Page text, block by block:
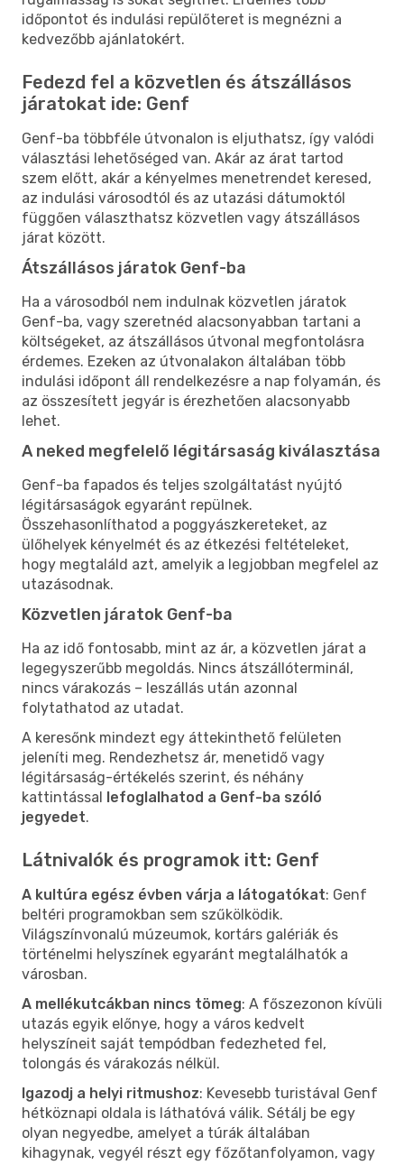
időpontot és indulási repülőteret is megnézni a
kedvezőbb ajánlatokért.
Fedezd fel a közvetlen és átszállásos
járatokat ide: Genf
Genf-ba többféle útvonalon is eljuthatsz, így valódi
választási lehetőséged van. Akár az árat tartod
szem előtt, akár a kényelmes menetrendet keresed,
az indulási városodtól és az utazási dátumoktól
függően választhatsz közvetlen vagy átszállásos
járat között.
Átszállásos járatok Genf-ba
Ha a városodból nem indulnak közvetlen járatok
Genf-ba, vagy szeretnéd alacsonyabban tartani a
költségeket, az átszállásos útvonal megfontolásra
érdemes. Ezeken az útvonalakon általában több
indulási időpont áll rendelkezésre a nap folyamán, és
az összesített jegyár is érezhetően alacsonyabb
lehet.
A neked megfelelő légitársaság kiválasztása
Genf-ba fapados és teljes szolgáltatást nyújtó
légitársaságok egyaránt repülnek.
Összehasonlíthatod a poggyászkereteket, az
ülőhelyek kényelmét és az étkezési feltételeket,
hogy megtaláld azt, amelyik a legjobban megfelel az
utazásodnak.
Közvetlen járatok Genf-ba
Ha az idő fontosabb, mint az ár, a közvetlen járat a
legegyszerűbb megoldás. Nincs átszállóterminál,
nincs várakozás – leszállás után azonnal
folytathatod az utadat.
A keresőnk mindezt egy áttekinthető felületen
jeleníti meg. Rendezhetsz ár, menetidő vagy
légitársaság-értékelés szerint, és néhány
kattintással lefoglalhatod a Genf-ba szóló
jegyedet.
Látnivalók és programok itt: Genf
A kultúra egész évben várja a látogatókat: Genf
beltéri programokban sem szűkölködik.
Világszínvonalú múzeumok, kortárs galériák és
történelmi helyszínek egyaránt megtalálhatók a
városban.
A mellékutcákban nincs tömeg: A főszezonon kívüli
utazás egyik előnye, hogy a város kedvelt
helyszíneit saját tempódban fedezheted fel,
tolongás és várakozás nélkül.
Igazodj a helyi ritmushoz: Kevesebb turistával Genf
hétköznapi oldala is láthatóvá válik. Sétálj be egy
olyan negyedbe, amelyet a túrák általában
kihagynak, vegyél részt egy főzőtanfolyamon, vagy